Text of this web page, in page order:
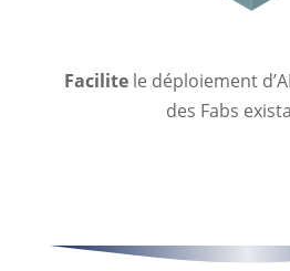
Facilite le déploiement
des Fabs